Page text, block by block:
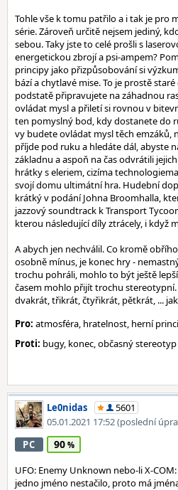
Tohle vše k tomu patřilo a i tak je pro
série. Zároveň určitě nejsem jediný,
sebou. Taky jste to celé prošli s
energetickou zbrojí a psi-ampem?
principy jako přizpůsobování si
bází a chytlavé mise. To je prostě
podstatě připravujete na záhadnou
ovládat mysl a přiletí si rovnou v
ten pomyslný bod, kdy dostanete do
vy budete ovládat mysl těch emzáků,
příjde pod ruku a hledáte dál, abyste
základnu a aspoň na čas odvrátili
hrátky s eleriem, cizíma
svojí domu ultimátní hra. Hudební
krátký v podání Johna Broomhalla,
jazzový soundtrack k Transport
kterou následující díly ztrácely, i když
A abych jen nechválil. Co kromě
osobně mínus, je konec hry -
trochu pohráli, mohlo to být ještě
časem mohlo přijít trochu
dvakrát, třikrát, čtyřikrát, pětkrát, ...
Pro: atmosféra, hratelnost, herní
Proti: bugy, konec, občasný stereotyp
Le0nidas
5601
05.01.2021 17:52(poslední
PC 90
UFO: Enemy Unknown nebo-li X-
jedno jméno nestačilo, proto má